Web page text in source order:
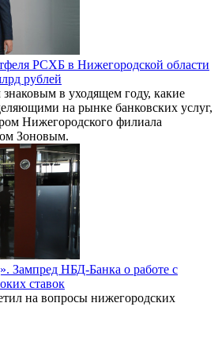
РСХБ в Нижегородской области
рублей
в уходящем году, какие
на рынке банковских услуг,
Нижегородского филиала
Зоновым.
Зампред НБД-Банка о работе с
ставок
на вопросы нижегородских